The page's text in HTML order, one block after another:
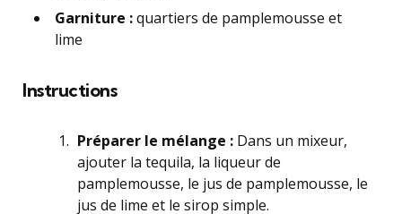
Garniture :quartiers de pamplemousse et
lime
Instructions
Préparer le mélange : Dans un mixeur,
ajouter la tequila, la liqueur de
pamplemousse, le jus de pamplemousse, le
jus de lime et le sirop simple.